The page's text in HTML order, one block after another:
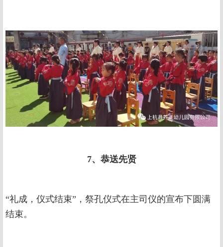
7、恭送先贤
“礼成，仪式结束”，祭孔仪式在主司仪的宣布下圆满
结束。